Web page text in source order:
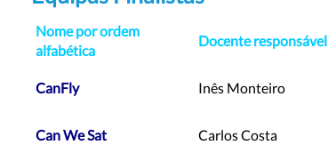
Nome por ordem
alfabética
Docente responsável
CanFly Inês Monteiro
Can We Sat Carlos Costa